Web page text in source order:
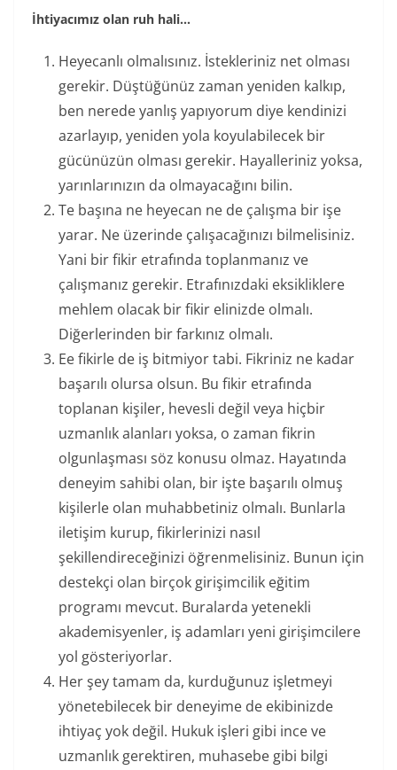
İhtiyacımız olan ruh hali…
Heyecanlı olmalısınız. İstekleriniz net olması
gerekir. Düştüğünüz zaman yeniden kalkıp,
ben nerede yanlış yapıyorum diye kendinizi
azarlayıp, yeniden yola koyulabilecek bir
gücünüzün olması gerekir. Hayalleriniz yoksa,
yarınlarınızın da olmayacağını bilin.
Te başına ne heyecan ne de çalışma bir işe
yarar. Ne üzerinde çalışacağınızı bilmelisiniz.
Yani bir fikir etrafında toplanmanız ve
çalışmanız gerekir. Etrafınızdaki eksikliklere
mehlem olacak bir fikir elinizde olmalı.
Diğerlerinden bir farkınız olmalı.
Ee fikirle de iş bitmiyor tabi. Fikriniz ne kadar
başarılı olursa olsun. Bu fikir etrafında
toplanan kişiler, hevesli değil veya hiçbir
uzmanlık alanları yoksa, o zaman fikrin
olgunlaşması söz konusu olmaz. Hayatında
deneyim sahibi olan, bir işte başarılı olmuş
kişilerle olan muhabbetiniz olmalı. Bunlarla
iletişim kurup, fikirlerinizi nasıl
şekillendireceğinizi öğrenmelisiniz. Bunun için
destekçi olan birçok girişimcilik eğitim
programı mevcut. Buralarda yetenekli
akademisyenler, iş adamları yeni girişimcilere
yol gösteriyorlar.
Her şey tamam da, kurduğunuz işletmeyi
yönetebilecek bir deneyime de ekibinizde
ihtiyaç yok değil. Hukuk işleri gibi ince ve
uzmanlık gerektiren, muhasebe gibi bilgi